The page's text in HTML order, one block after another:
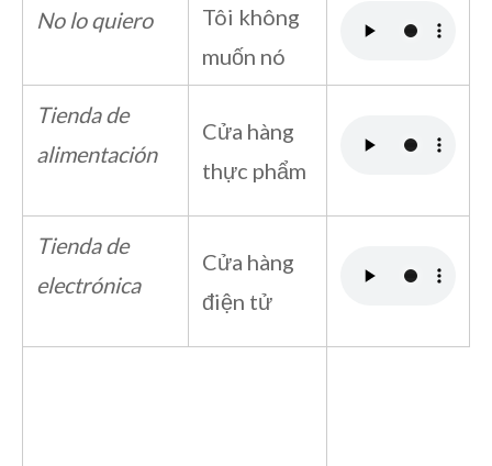
No lo quiero
Tôi không
muốn nó
Tienda de
alimentación
Cửa hàng
thực phẩm
Tienda de
electrónica
Cửa hàng
điện tử